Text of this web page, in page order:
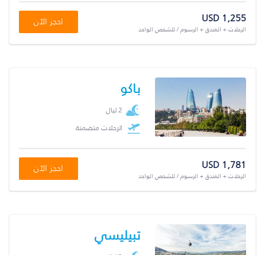
USD 1,255
الرحلات + الفندق + الرسوم / للشخص الواحد
احجز الآن
باكو
2 ليال
الرحلات متضمنة
USD 1,781
الرحلات + الفندق + الرسوم / للشخص الواحد
احجز الآن
تبيليسي